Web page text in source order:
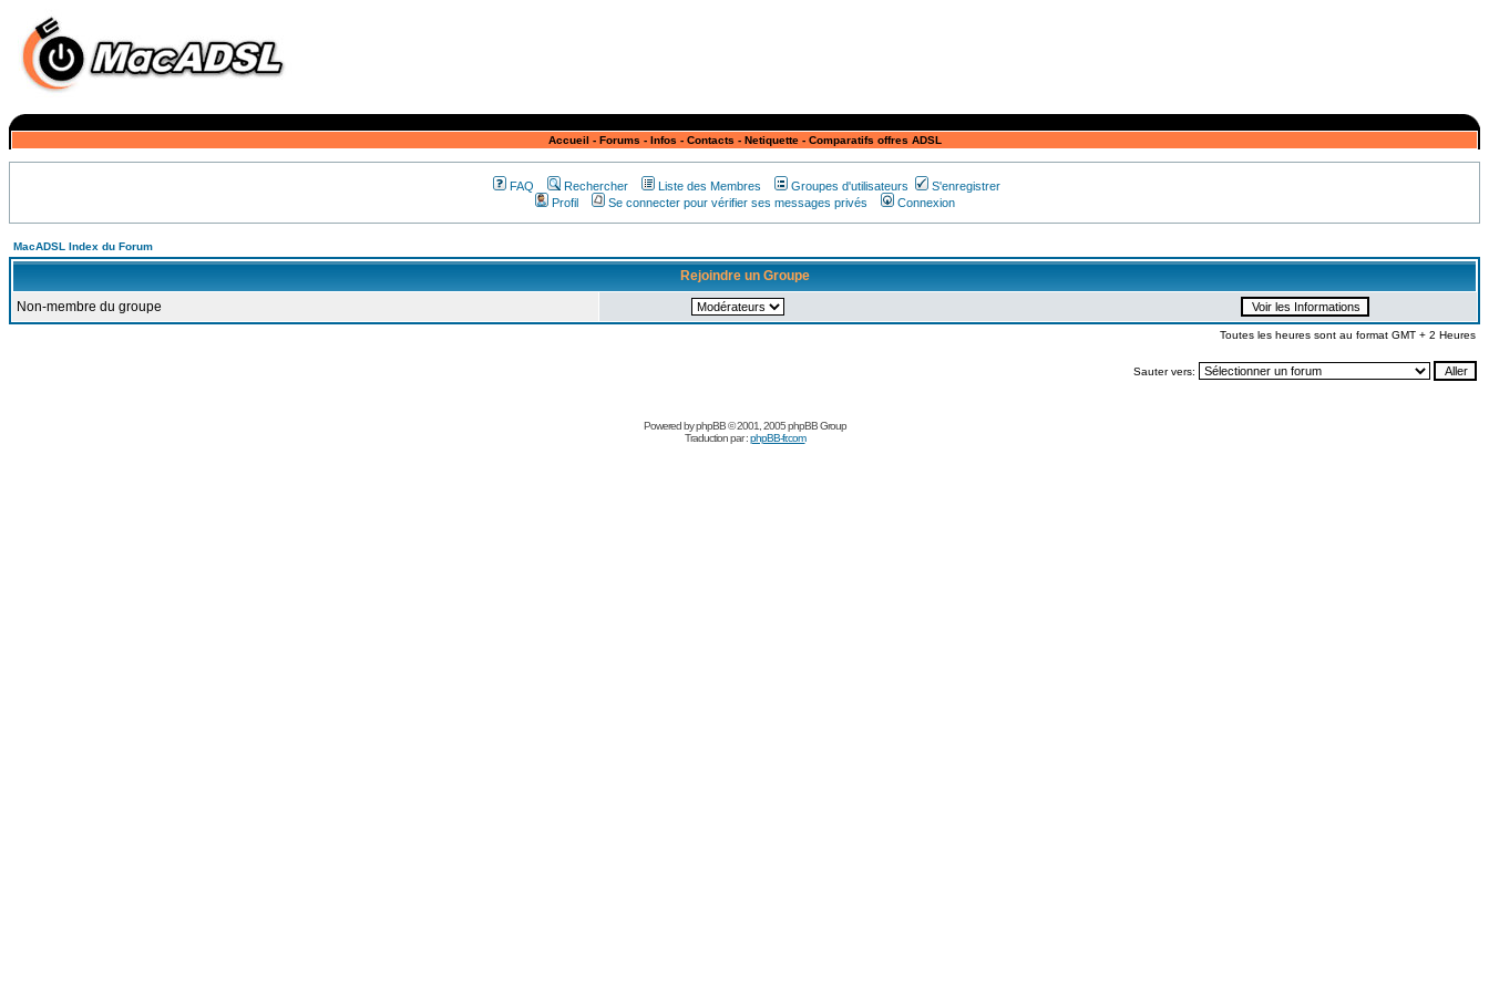
Accueil - Forums - Infos - Contacts - Netiquette- Comparatifs offres ADSL
FAQ Rechercher Liste des Membres Groupes d'utilisateurs
S'enregistrer
Profil
Se connecter pour vérifier ses messages privés Connexion
MacADSL Index du Forum
Rejoindre un Groupe
Non-membre du groupe
Toutes les heures sont au format GMT + 2 Heures
Sauter vers:
Powered byphpBB© 2001, 2005 phpBB Group
Traduction par :phpBB-fr.com